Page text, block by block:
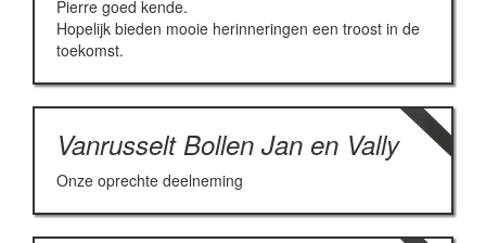
Pierre goed kende.
Hopelijk bieden mooie herinneringen een troost in de
toekomst.
Vanrusselt Bollen Jan en Vally
Onze oprechte deelneming